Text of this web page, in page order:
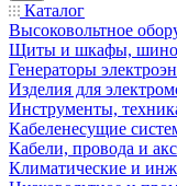
Каталог
Высоковольтное
Щиты и шкафы,
Генераторы
Изделия для
Инструменты,
Кабеленесущие
Кабели, провода и
Климатические и